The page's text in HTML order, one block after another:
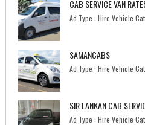
CAB SERVICE VAN
Ad Type : Hire Vehicle
SAMANCABS
Ad Type : Hire Vehicle
SIR LANKAN CAB
Ad Type : Hire Vehicle